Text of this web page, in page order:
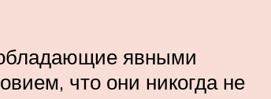
явными
что они никогда не